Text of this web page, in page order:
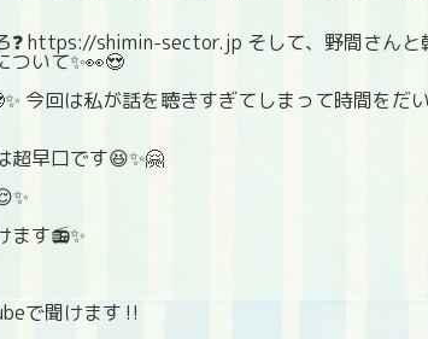
❓ https://shimin-sector.jp そして、野間さんと
ついて✨👀😍
今回は私が話を聴きすぎてしまって時間をだい
超早口です😆✨🤗
ます📻✨
で聞けます‼️